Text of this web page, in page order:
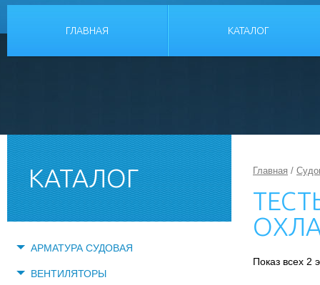
ГЛАВНАЯ КАТАЛОГ
КАТАЛОГ
АРМАТУРА СУДОВАЯ
ВЕНТИЛЯТОРЫ
Главная /
Показ всех 2